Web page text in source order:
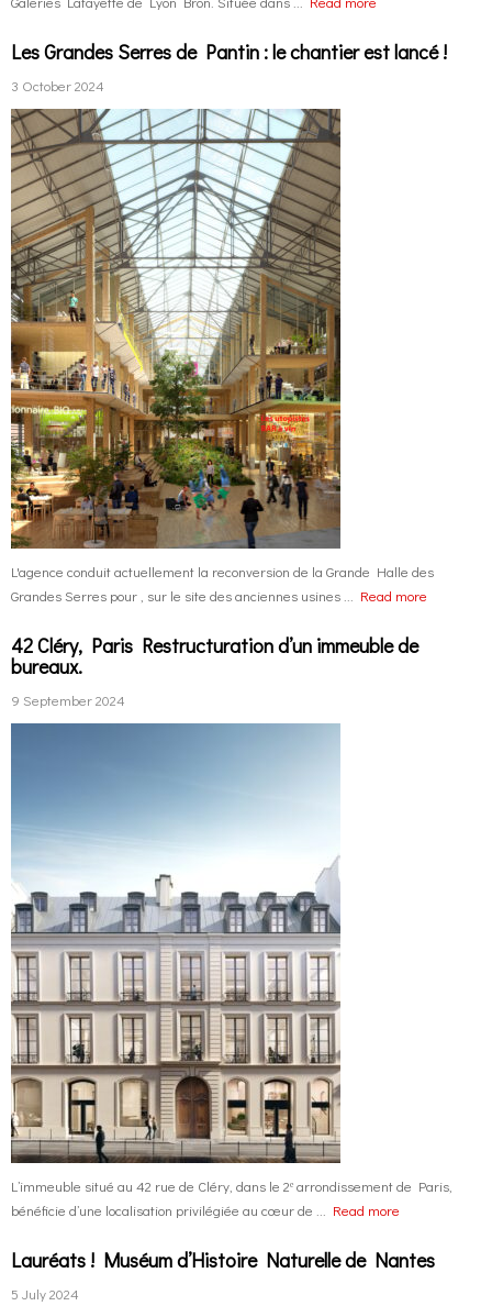
Les Grandes Serres de Pantin : le chantier est lancé !
3 October 2024
L'agence conduit actuellement la reconversion de la Grande Halle des
Grandes Serres pour , sur le site des anciennes usines ... Read more
42 Cléry, Paris Restructuration d’un immeuble de
bureaux.
9 September 2024
L’immeuble situé au 42 rue de Cléry, dans le 2ᵉ arrondissement de Paris,
bénéficie d’une localisation privilégiée au cœur de ... Read more
Lauréats ! Muséum d’Histoire Naturelle de Nantes
5 July 2024